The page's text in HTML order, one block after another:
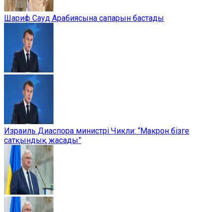
Шариф Сауд Арабиясына сапарын бастады
Израиль Диаспора министрі Чикли: “Макрон бізге
сатқындық жасады”